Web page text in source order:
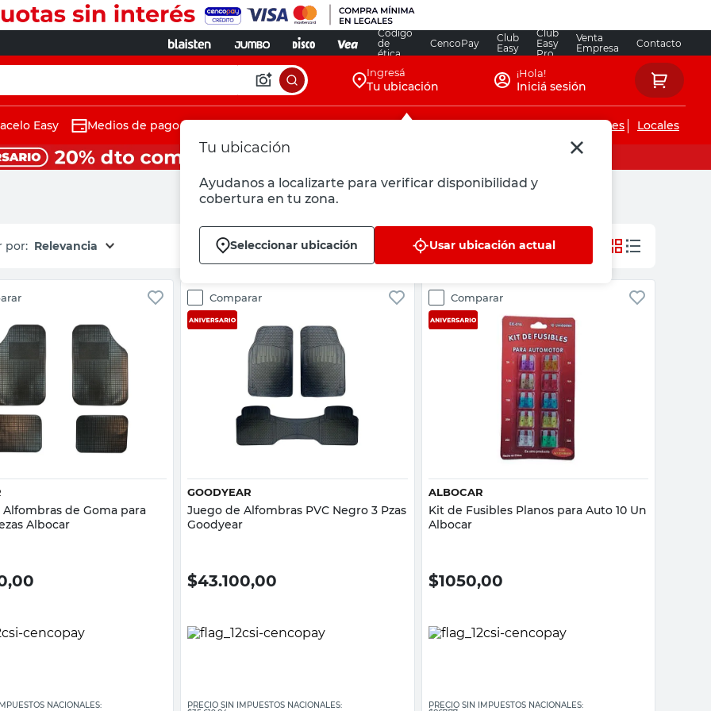
Código
de
ética
CencoPay
Club
Easy
Club
Easy
Pro
Venta
Empresa
Contacto
Ingresá
Tu ubicación
Tu ubicación
Ayudanos a localizarte para verificar disponibilidad y
cobertura en tu zona.
Seleccionar ubicación Usar ubicación actual
¡Hola!
Iniciá sesión
Easy Medios de pago Servicios de instalaciones Locales
Relevancia
Vista rápida
de Goma para
Albocar
NACIONALES:
Comparar
Vista rápida
GOODYEAR
Juego de Alfombras PVC Negro 3 Pzas
Goodyear
$43.100,00
PRECIO SIN IMPUESTOS NACIONALES:
Comparar
Vista rápida
ALBOCAR
Kit de Fusibles Planos para Auto 10 Un
Albocar
$1050,00
PRECIO SIN IMPUESTOS NACIONALES: